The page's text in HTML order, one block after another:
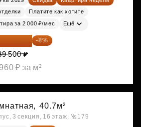
Платите как хотите
за 2 000 ₽/мес Ещё
340 ₽ -8%
500 ₽
₽ за м²
40.7м²
3 секция, 16 этаж, №179